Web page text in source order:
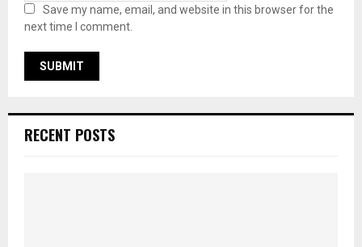
Save my name, email, and website in this browser for the
next time I comment.
RECENT POSTS